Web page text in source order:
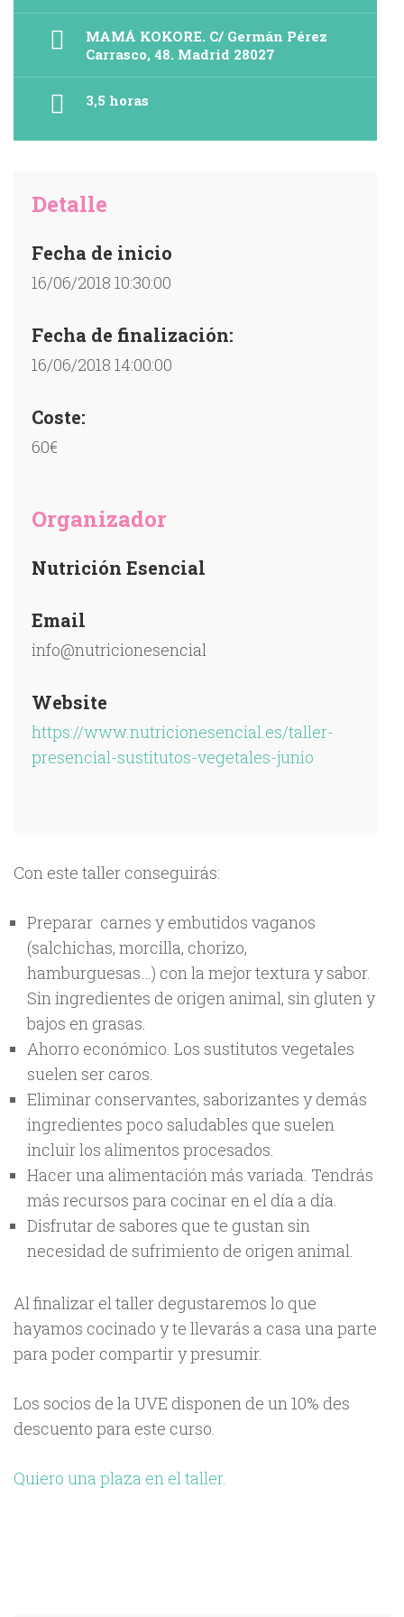
MAMÁ KOKORE. C/ Germán Pérez
Carrasco, 48. Madrid 28027
3,5 horas
Detalle
Fecha de inicio
16/06/2018 10:30:00
Fecha de finalización:
16/06/2018 14:00:00
Coste:
60€
Organizador
Nutrición Esencial
Email
info@nutricionesencial
Website
https://www.nutricionesencial.es/taller-
presencial-sustitutos-vegetales-junio
Con este taller conseguirás:
Preparar carnes y embutidos vaganos
(salchichas, morcilla, chorizo,
hamburguesas…) con la mejor textura y sabor.
Sin ingredientes de origen animal, sin gluten y
bajos en grasas.
Ahorro económico. Los sustitutos vegetales
suelen ser caros.
Eliminar conservantes, saborizantes y demás
ingredientes poco saludables que suelen
incluir los alimentos procesados.
Hacer una alimentación más variada. Tendrás
más recursos para cocinar en el día a día.
Disfrutar de sabores que te gustan sin
necesidad de sufrimiento de origen animal.
Al finalizar el taller degustaremos lo que
hayamos cocinado y te llevarás a casa una parte
para poder compartir y presumir.
Los socios de la UVE disponen de un 10% des
descuento para este curso.
Quiero una plaza en el taller.